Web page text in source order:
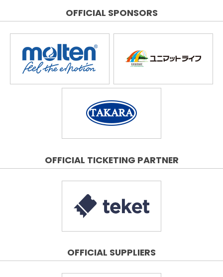
OFFICIAL SPONSORS
OFFICIAL TICKETING PARTNER
OFFICIAL SUPPLIERS